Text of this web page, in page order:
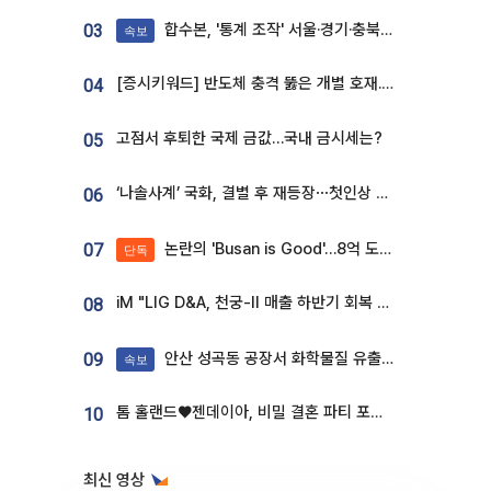
03 속보 합수본, '통계 조작' 서울·경기·충북 선관위 등 추가 압수수색
04 [증시키워드] 반도체 충격 뚫은 개별 호재...포스코퓨처엠·에코프로·한화솔루션 '눈길'
05 고점서 후퇴한 국제 금값…국내 금시세는?
06 ‘나솔사계’ 국화, 결별 후 재등장⋯첫인상 투표 휩쓸고 ‘인기녀’ 등극
07 단독 논란의 'Busan is Good'…8억 도시브랜드, 용산 대통령실 CI 업체가 수행
08 iM "LIG D&A, 천궁-II 매출 하반기 회복 전망…방산 톱픽 유지"
09 속보 안산 성곡동 공장서 화학물질 유출 사고 발생
10 톰 홀랜드♥젠데이아, 비밀 결혼 파티 포착⋯호텔 대관비만 9억
최신 영상